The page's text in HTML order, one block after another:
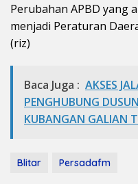
Perubahan APBD yang
menjadi Peraturan
(riz)
Baca Juga : AKSES
PENGHUBUNG
KUBANGAN GALIAN
Blitar Persadafm